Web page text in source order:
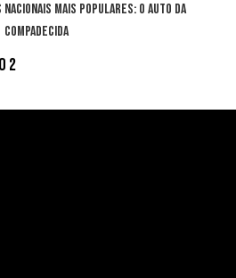
mais populares: O Auto da
Compadecida
2